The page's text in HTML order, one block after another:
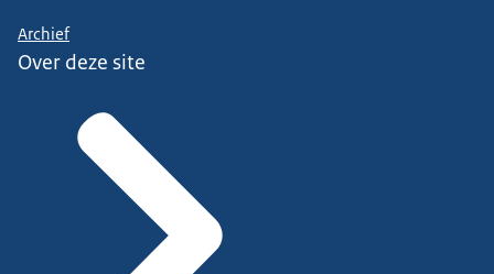
Archief
Over deze site